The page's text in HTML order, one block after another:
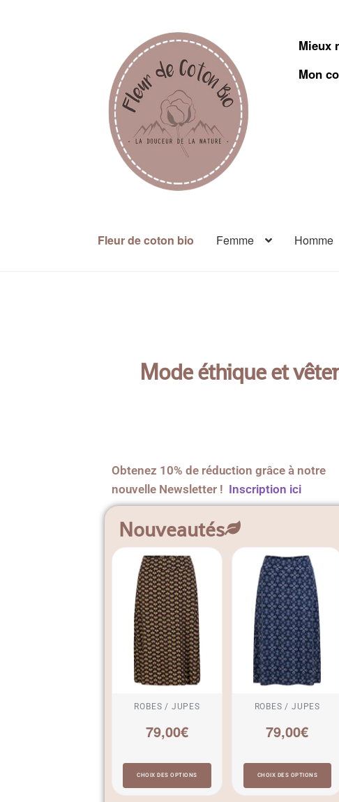
Mieux
Mon
Fleur de coton bio Femme Homme
Mode éthique et
Obtenez 10% de réduction grâce à notre
nouvelle Newsletter ! Inscription ici
Nouveautés
ROBES / JUPES
79,00€
CHOIX DES OPTIONS
ROBES / JUPES
79,00€
CHOIX DES OPTIONS